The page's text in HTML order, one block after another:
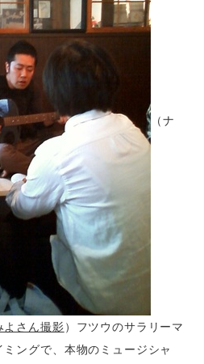
（ナ
よさん撮影）フツウのサラリーマ
ングで、本物のミュージシャ